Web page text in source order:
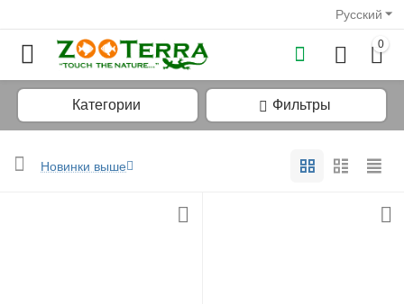
Русский
0
Категории Фильтры
Новинки выше